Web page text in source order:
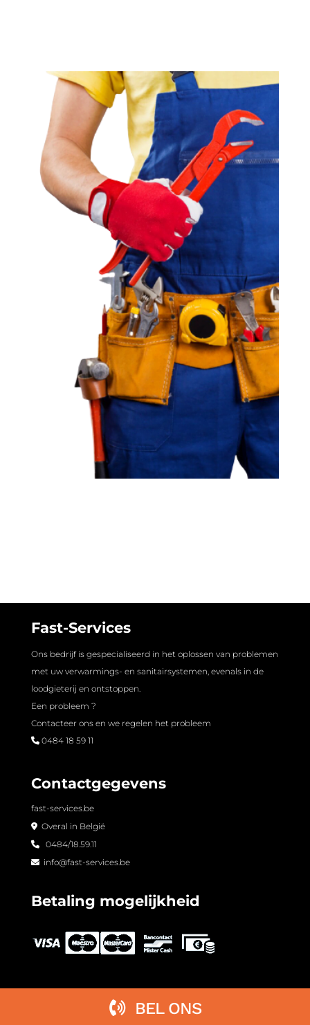
BEL ONS
Fast-Services
Ons bedrijf is gespecialiseerd in het oplossen van problemen
met uw verwarmings- en sanitairsystemen, evenals in de
loodgieterij en ontstoppen.
Een probleem ?
Contacteer ons en we regelen het probleem
0484 18 59 11
Contactgegevens
fast-services.be
Overal in België
0484/18.59.11
info@fast-services.be
Betaling mogelijkheid